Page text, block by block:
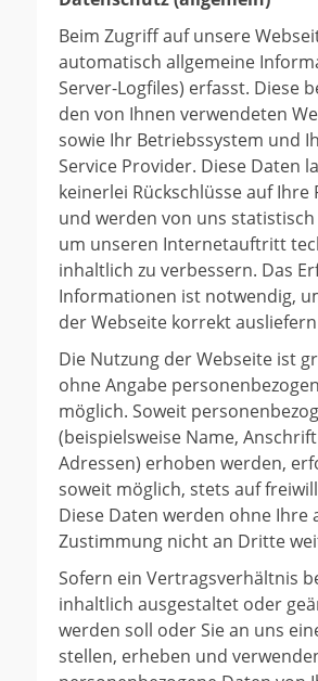
Beim Zugriff auf unsere
automatisch allgemeine
Server-Logfiles) erfasst. Diese
den von Ihnen verwendeten
sowie Ihr Betriebssystem und
Service Provider. Diese Daten
keinerlei Rückschlüsse auf Ihre
und werden von uns
um unseren Internetauftritt
inhaltlich zu verbessern. Das
Informationen ist notwendig,
der Webseite korrekt
Die Nutzung der Webseite ist
ohne Angabe
möglich. Soweit
(beispielsweise Name,
Adressen) erhoben werden,
soweit möglich, stets auf
Diese Daten werden ohne Ihre
Zustimmung nicht an Dritte
Sofern ein Vertragsverhältnis
inhaltlich ausgestaltet oder
werden soll oder Sie an uns
stellen, erheben und